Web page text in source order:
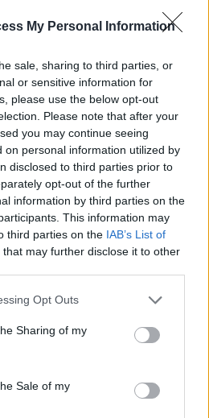
My Personal Information
sale, sharing to third parties, or
or sensitive information for
please use the below opt-out
Please note that after your
you may continue seeing
on personal information utilized by
disclosed to third parties prior to
opt-out of the further
information by third parties on the
This information may
third parties on the IAB’s List of
that may further disclose it to other
Opt Outs
Sharing of my
Sale of my